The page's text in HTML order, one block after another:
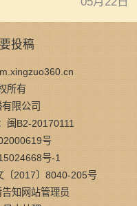
投稿
所有
限公司
闽B2-20170111
号
号-1
〔2017〕8040-205号
知网站管理员